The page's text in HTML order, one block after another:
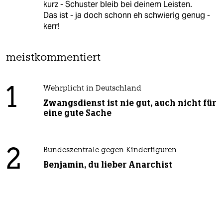
kurz - Schuster bleib bei deinem Leisten.
Das ist - ja doch schonn eh schwierig genug -
kerr!
meistkommentiert
1 Wehrplicht in Deutschland
Zwangsdienst ist nie gut, auch nicht für
eine gute Sache
2 Bundeszentrale gegen Kinderfiguren
Benjamin, du lieber Anarchist